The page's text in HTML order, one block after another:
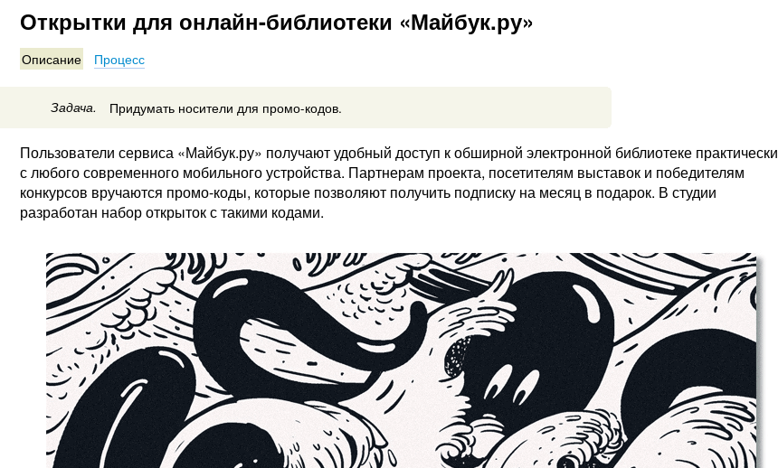
Открытки для онлайн-библиотеки «Майбук.ру»
Описание Процесс
Задача. Придумать носители для промо-кодов.
Пользователи сервиса «Майбук.ру» получают удобный доступ к обширной электронной библиотеке практически
с любого современного мобильного устройства. Партнерам проекта, посетителям выставок и победителям
конкурсов вручаются промо-коды, которые позволяют получить подписку на месяц в подарок. В студии
разработан набор открыток с такими кодами.